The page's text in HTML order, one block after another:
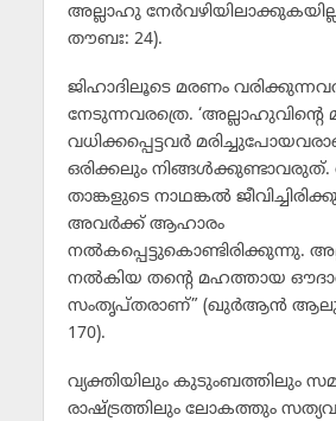
അല്ലാഹു
തൗബഃ: 24).
ജിഹാദിലൂടെ മരണം
നേടുന്നവരത്രെ. ‘അല്ലാഹുവിന്റെ
വധിക്കപ്പെട്ടവര്‍
ഒരിക്കലും
താങ്കളുടെ നാഥങ്കല്‍
അവര്‍ക്ക് ആഹാരം
നല്‍കപ്പെട്ടുകൊണ്ടിരിക്കുന്നു.
നല്‍കിയ തന്റെ മഹത്തായ
സംതൃപ്തരാണ്” (ഖുര്‍ആന്‍
170).
വ്യക്തിയിലും കുടുംബത്തിലും
രാഷ്ട്രത്തിലും ലോകത്തും